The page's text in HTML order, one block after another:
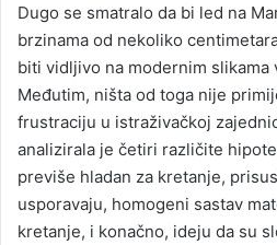
Dugo se smatralo da bi led na
brzinama od nekoliko
biti vidljivo na modernim slikama
Međutim, ništa od toga nije
frustraciju u istraživačkoj
analizirala je četiri različite
previše hladan za kretanje,
usporavaju, homogeni sastav
kretanje, i konačno, ideju da su